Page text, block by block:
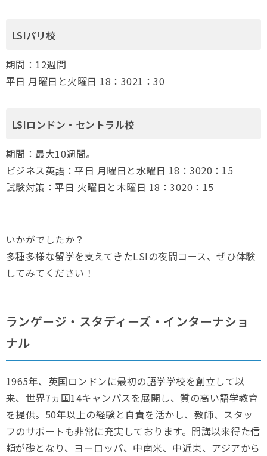
LSIパリ校
期間：12週間
平日 月曜日と火曜日 18：3021：30
LSIロンドン・セントラル校
期間：最大10週間。
ビジネス英語：平日 月曜日と水曜日 18：3020：15
試験対策：平日 火曜日と木曜日 18：3020：15
いかがでしたか？
多種多様な留学を支えてきたLSIの夜間コース、ぜひ体験
してみてください！
ランゲージ・スタディーズ・インターナショ
ナル
1965年、英国ロンドンに最初の語学学校を創立して以
来、世界7ヵ国14キャンパスを展開し、質の高い語学教育
を提供。50年以上の経験と自責を活かし、教師、スタッ
フのサポートも非常に充実しております。開講以来得た信
頼が礎となり、ヨーロッパ、中南米、中近東、アジアから